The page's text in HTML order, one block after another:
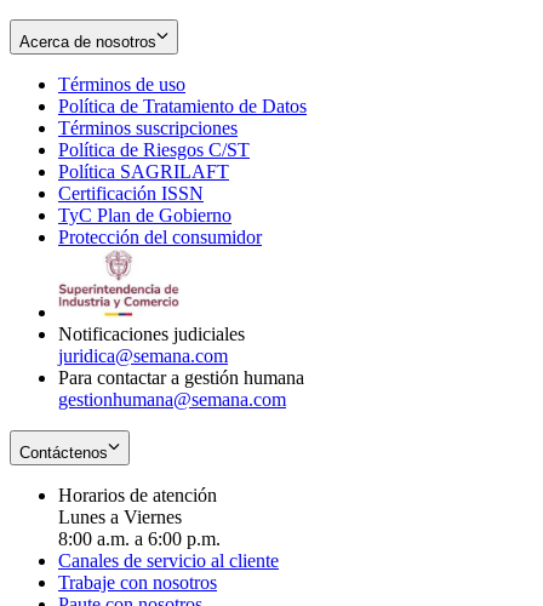
Acerca de nosotros
Términos de uso
in
new
window
Política de Tratamiento de Datos
Términos suscripciones
in
Política de Riesgos C/ST
Política SAGRILAFT
new
window
Certificación ISSN
in
new
TyC Plan de Gobierno
in
Protección del consumidorOpens
Notificaciones judiciales
juridica@semana.com
Para contactar a gestión humana
gestionhumana@semana.com
Contáctenos
Horarios de atención
Lunes a Viernes
8:00 a.m. a 6:00 p.m.
Canales de servicio al cliente
Trabaje con nosotros